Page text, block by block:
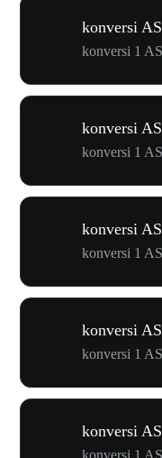
konversi
konversi 1
konversi
konversi 1
konversi
konversi
konversi 1
konversi
konversi 1